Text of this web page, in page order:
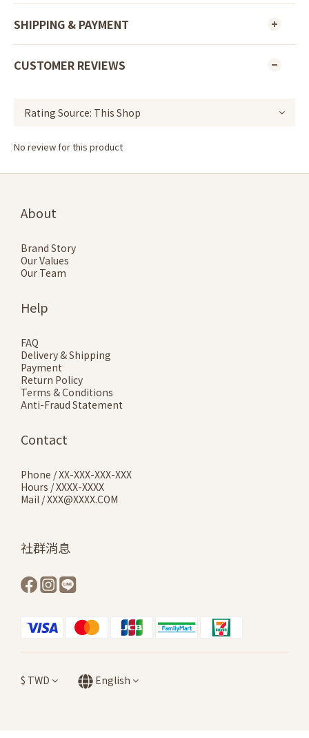
SHIPPING & PAYMENT
CUSTOMER REVIEWS
No review for this product
About
Brand Story
Our Values
Our Team
Help
FAQ
Delivery & Shipping
Payment
Return Policy
Terms & Conditions
Anti-Fraud Statement
Contact
Phone / XX-XXX-XXX-XXX
Hours / XXXX-XXXX
Mail / XXX@XXXX.COM
社群消息
$ TWD English